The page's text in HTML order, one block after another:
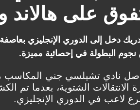
على هالاند
دخل إلى الدوري الإنجليزي
البطولة في إحصائية مميزة.
نادي تشيلسي جني المكاسب
الانتقالات الشتوية، بعدما تم
لاعب في الدوري الإنجليزي.